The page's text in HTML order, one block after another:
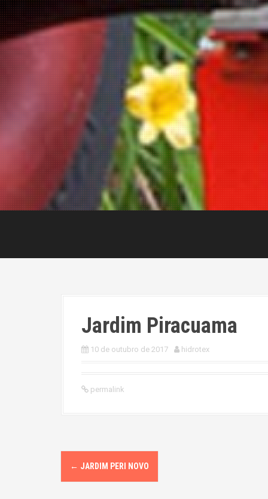
Jardim Piracuama
10 de outubro de 2017 hidrotex
permalink
P
o
← JARDIM PERI NOVO